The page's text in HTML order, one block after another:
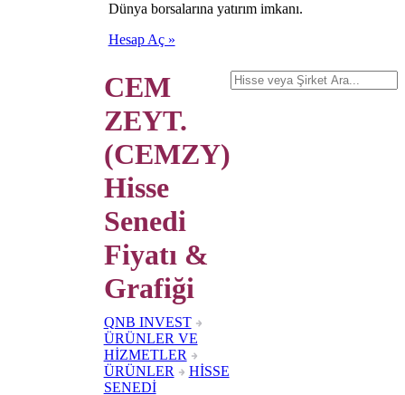
Dünya borsalarına yatırım imkanı.
Hesap Aç »
CEM
ZEYT.
(CEMZY)
Hisse
Senedi
Fiyatı &
Grafiği
QNB INVEST
ÜRÜNLER VE
HİZMETLER
ÜRÜNLER
HİSSE
SENEDİ